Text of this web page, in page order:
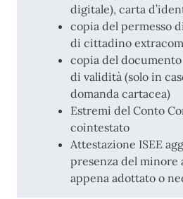
digitale), carta
copia del permesso
di cittadino
copia del
di validità (solo in
domanda cartacea)
Estremi del Conto
cointestato
Attestazione ISEE
presenza del minore
appena adottato o